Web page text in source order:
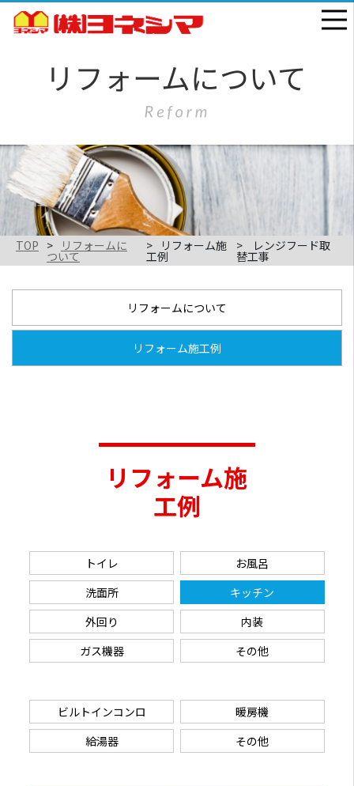
TOP リフォームに
ついて
リフォーム施
工例
レンジフード取
替工事
リフォームについて
リフォーム施工例
リフォーム施
工例
トイレ
お風呂
洗面所
キッチン
外回り
内装
ガス機器
その他
ビルトインコンロ
暖房機
給湯器
その他